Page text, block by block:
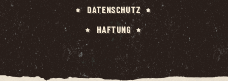
DATEN­SCHUTZ
HAF­TUNG